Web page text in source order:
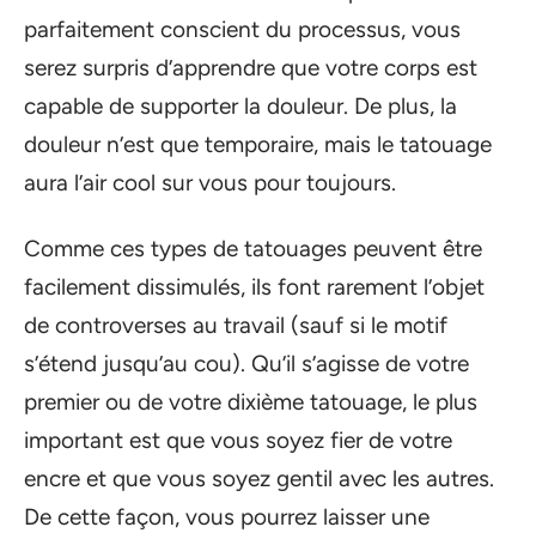
parfaitement conscient du processus, vous
serez surpris d’apprendre que votre corps est
capable de supporter la douleur. De plus, la
douleur n’est que temporaire, mais le tatouage
aura l’air cool sur vous pour toujours.
Comme ces types de tatouages peuvent être
facilement dissimulés, ils font rarement l’objet
de controverses au travail (sauf si le motif
s’étend jusqu’au cou). Qu’il s’agisse de votre
premier ou de votre dixième tatouage, le plus
important est que vous soyez fier de votre
encre et que vous soyez gentil avec les autres.
De cette façon, vous pourrez laisser une